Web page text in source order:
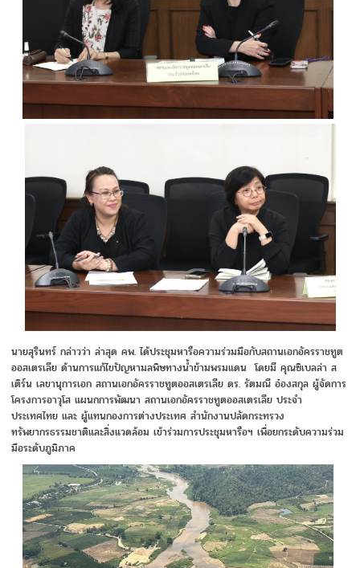
นายสุรินทร์ กล่าวว่า ล่าสุด คพ. ได้ประชุมหารือความร่วมมือกับสถานเอกอัครราชทูต
ออสเตรเลีย ด้านการแก้ไขปัญหามลพิษทางน้ำข้ามพรมแดน โดยมี คุณซิเบลล่า ส
เติร์น เลขานุการเอก สถานเอกอัครราชทูตออสเตรเลีย ดร. รัตมณี อ๋องสกุล ผู้จัดการ
โครงการอาวุโส แผนกการพัฒนา สถานเอกอัครราชทูตออสเตรเลีย ประจำ
ประเทศไทย และ ผู้แทนกองการต่างประเทศ สำนักงานปลัดกระทรวง
ทรัพยากรธรรมชาติและสิ่งแวดล้อม เข้าร่วมการประชุมหารือฯ เพื่อยกระดับความร่วม
มือระดับภูมิภาค